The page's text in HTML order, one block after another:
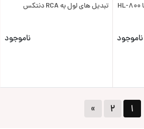
ناموجود
تبدیل های لول به RCA دنتکس
ناموجود
۱ ۲ »